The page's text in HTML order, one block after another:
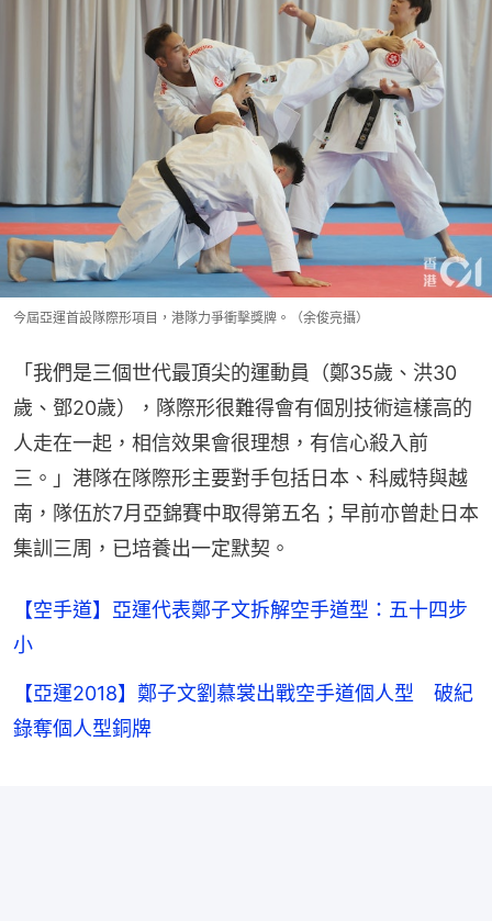
今屆亞運首設隊際形項目，港隊力爭衝擊獎牌。（余俊亮攝）
「我們是三個世代最頂尖的運動員（鄭35歲、洪30
歲、鄧20歲），隊際形很難得會有個別技術這樣高的
人走在一起，相信效果會很理想，有信心殺入前
三。」港隊在隊際形主要對手包括日本、科威特與越
南，隊伍於7月亞錦賽中取得第五名；早前亦曾赴日本
集訓三周，已培養出一定默契。
【空手道】亞運代表鄭子文拆解空手道型：五十四步
小
【亞運2018】鄭子文劉慕裳出戰空手道個人型 破紀
錄奪個人型銅牌